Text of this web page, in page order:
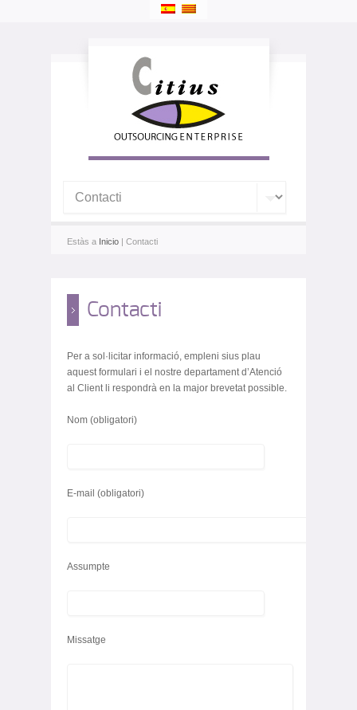
Estàs a Inicio | Contacti
Contacti
Per a sol·licitar informació, empleni sius plau
aquest formulari i el nostre departament d’Atenció
al Client li respondrà en la major brevetat possible.
Nom (obligatori)
E-mail (obligatori)
Assumpte
Missatge